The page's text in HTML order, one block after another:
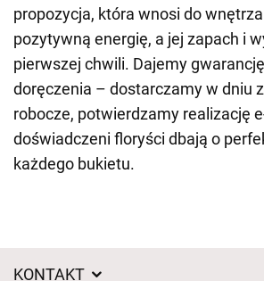
propozycja, która wnosi do wnętrza
pozytywną energię, a jej zapach i
pierwszej chwili. Dajemy
doręczenia – dostarczamy w dniu
robocze, potwierdzamy realizację
doświadczeni floryści dbają o
każdego bukietu.
KONTAKT